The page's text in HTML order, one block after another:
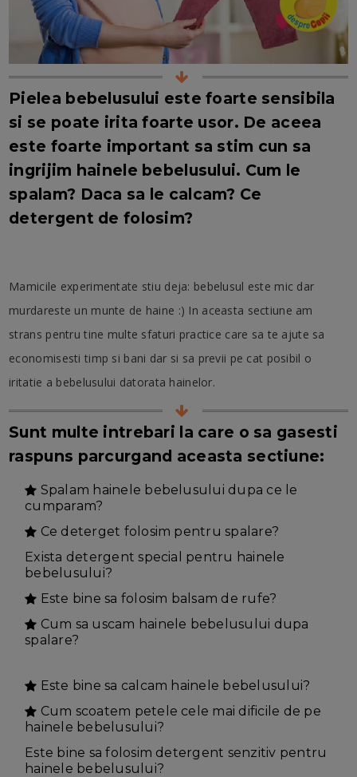
Pielea bebelusului este foarte sensibila
si se poate irita foarte usor. De aceea
este foarte important sa stim cun sa
ingrijim hainele bebelusului. Cum le
spalam? Daca sa le calcam? Ce
detergent de folosim?
Mamicile experimentate stiu deja: bebelusul este mic dar
murdareste un munte de haine :) In aceasta sectiune am
strans pentru tine multe sfaturi practice care sa te ajute sa
economisesti timp si bani dar si sa previi pe cat posibil o
iritatie a bebelusului datorata hainelor.
Sunt multe intrebari la care o sa gasesti
raspuns parcurgand aceasta sectiune:
Spalam hainele bebelusului dupa ce le
cumparam?
Ce deterget folosim pentru spalare?
Exista detergent special pentru hainele
bebelusului?
Este bine sa folosim balsam de rufe?
Cum sa uscam hainele bebelusului dupa
spalare?
Este bine sa calcam hainele bebelusului?
Cum scoatem petele cele mai dificile de pe
hainele bebelusului?
Este bine sa folosim detergent senzitiv pentru
hainele bebelusului?